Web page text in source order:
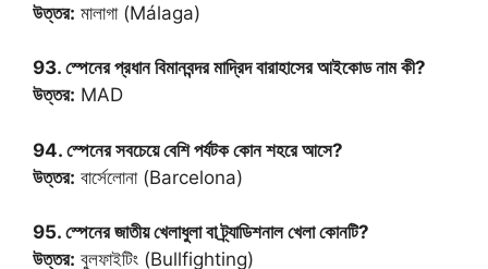
উত্তর: মালাগা (Málaga)
93. স্পেনের প্রধান বিমানবন্দর মাদ্রিদ বারাহাসের আইকোড নাম কী?
উত্তর: MAD
94. স্পেনের সবচেয়ে বেশি পর্যটক কোন শহরে আসে?
উত্তর: বার্সেলোনা (Barcelona)
95. স্পেনের জাতীয় খেলাধুলা বা ট্র্যাডিশনাল খেলা কোনটি?
উত্তর: বুলফাইটিং (Bullfighting)